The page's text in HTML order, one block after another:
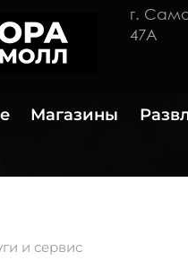
г.
47А
Магазины
и сервис